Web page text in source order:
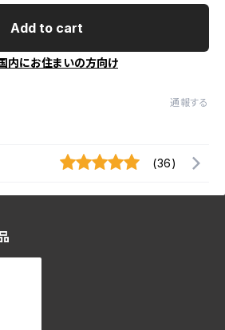
Add to cart
内にお住まいの方向け
通報する
(36)